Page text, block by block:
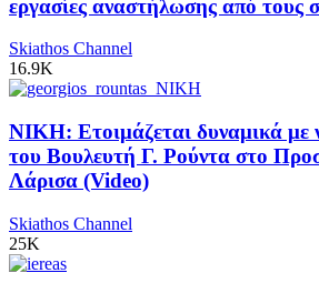
εργασίες αναστήλωσης από τους
Skiathos Channel
16.9K
ΝΙΚΗ: Ετοιμάζεται δυναμικά με
του Βουλευτή Γ. Ρούντα στο
Λάρισα (Video)
Skiathos Channel
25K